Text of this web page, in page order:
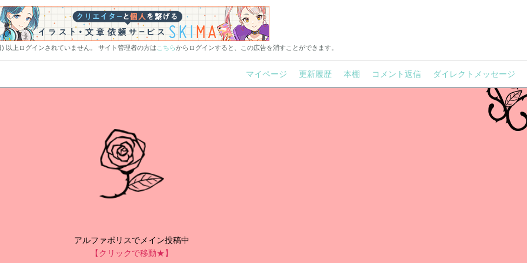
以上ログインされていません。 サイト管理者の方は こちらからログインすると、この広告を消すことができます。
マイページ 更新履歴 本棚 コメント返信 ダイレクトメッセージ
アルファポリスでメイン投稿中
【クリックで移動★】